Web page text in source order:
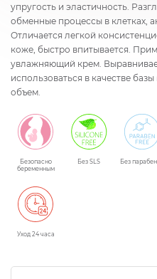
упругость и эластичность.
обменные процессы в клетках,
Отличается легкой
коже, быстро впитывается.
увлажняющий крем.
использоваться в качестве
объем.
Безопасно
беременным
Без SLS Без
Уход 24 часа